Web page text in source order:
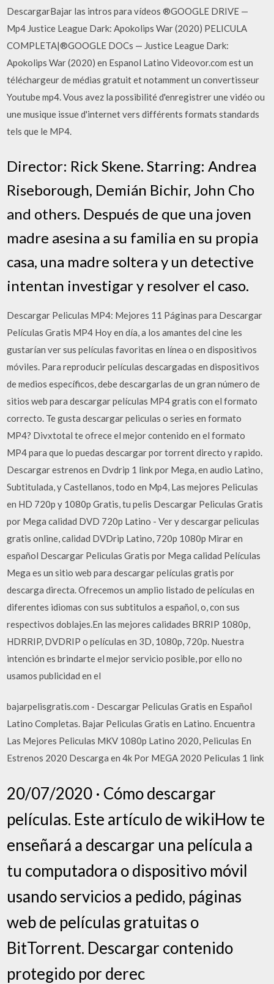
DescargarBajar las intros para vídeos ®GOOGLE DRIVE —
Mp4 Justice League Dark: Apokolips War (2020) PELICULA
COMPLETA|®GOOGLE DOCs — Justice League Dark:
Apokolips War (2020) en Espanol Latino Videovor.com est un
téléchargeur de médias gratuit et notamment un convertisseur
Youtube mp4. Vous avez la possibilité d'enregistrer une vidéo ou
une musique issue d'internet vers différents formats standards
tels que le MP4.
Director: Rick Skene. Starring: Andrea
Riseborough, Demián Bichir, John Cho
and others. Después de que una joven
madre asesina a su familia en su propia
casa, una madre soltera y un detective
intentan investigar y resolver el caso.
Descargar Peliculas MP4: Mejores 11 Páginas para Descargar
Películas Gratis MP4 Hoy en día, a los amantes del cine les
gustarían ver sus películas favoritas en línea o en dispositivos
móviles. Para reproducir películas descargadas en dispositivos
de medios específicos, debe descargarlas de un gran número de
sitios web para descargar películas MP4 gratis con el formato
correcto. Te gusta descargar peliculas o series en formato
MP4? Divxtotal te ofrece el mejor contenido en el formato
MP4 para que lo puedas descargar por torrent directo y rapido.
Descargar estrenos en Dvdrip 1 link por Mega, en audio Latino,
Subtitulada, y Castellanos, todo en Mp4, Las mejores Peliculas
en HD 720p y 1080p Gratis, tu pelis Descargar Peliculas Gratis
por Mega calidad DVD 720p Latino - Ver y descargar peliculas
gratis online, calidad DVDrip Latino, 720p 1080p Mirar en
español Descargar Peliculas Gratis por Mega calidad Películas
Mega es un sitio web para descargar películas gratis por
descarga directa. Ofrecemos un amplio listado de películas en
diferentes idiomas con sus subtitulos a español, o, con sus
respectivos doblajes.En las mejores calidades BRRIP 1080p,
HDRRIP, DVDRIP o películas en 3D, 1080p, 720p. Nuestra
intención es brindarte el mejor servicio posible, por ello no
usamos publicidad en el
bajarpelisgratis.com - Descargar Peliculas Gratis en Español
Latino Completas. Bajar Peliculas Gratis en Latino. Encuentra
Las Mejores Peliculas MKV 1080p Latino 2020, Peliculas En
Estrenos 2020 Descarga en 4k Por MEGA 2020 Peliculas 1 link
20/07/2020 · Cómo descargar
películas. Este artículo de wikiHow te
enseñará a descargar una película a
tu computadora o dispositivo móvil
usando servicios a pedido, páginas
web de películas gratuitas o
BitTorrent. Descargar contenido
protegido por derec